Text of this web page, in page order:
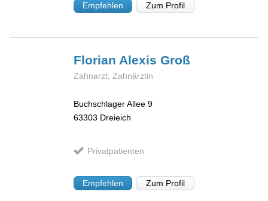
Empfehlen Zum Profil
Florian AlexisGroß
Zahnarzt, Zahnärztin
Buchschlager Allee 9
63303 Dreieich
Privatpatienten
Empfehlen Zum Profil